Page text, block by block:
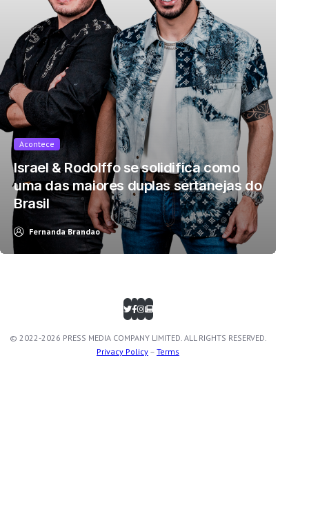
Acontece
Israel & Rodolffo se solidifica como
uma das maiores duplas sertanejas do
Brasil
Fernanda Brandao
© 2022-2026 PRESS MEDIA COMPANY LIMITED. ALL RIGHTS RESERVED.
Privacy Policy – Terms